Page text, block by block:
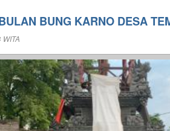
BUNG KARNO DESA